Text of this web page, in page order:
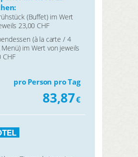
(Buffet) im Wert
23,00 CHF
(à la carte / 4
Menü) im Wert von jeweils
CHF
pro Person pro Tag
83,87€